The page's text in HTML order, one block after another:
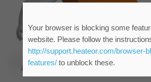
Your browser is blocking some
website. Please follow the
http://support.heateor.com/browser-
features/to unblock these.